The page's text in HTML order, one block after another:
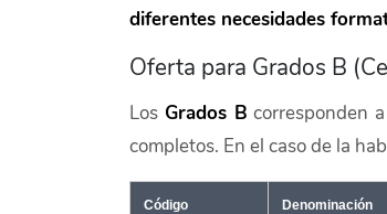
diferentes necesidades
Oferta para Grados B
Los Grados B corresponden
completos. En el caso de la
Código Denominación